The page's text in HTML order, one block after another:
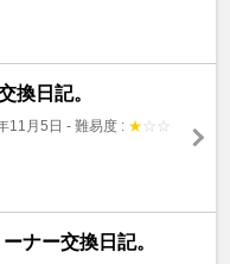
換日記。
11月5日 - 難易度 : ★ ☆ ☆
ナー交換日記。